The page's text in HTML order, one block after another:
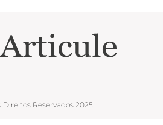
Direitos Reservados 2025